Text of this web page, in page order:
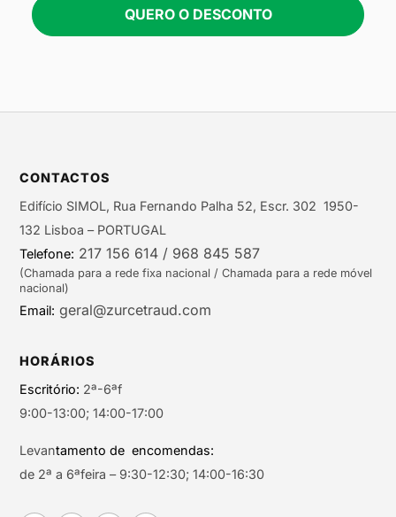
QUERO O DESCONTO
CONTACTOS
Edifício SIMOL, Rua Fernando Palha 52, Escr. 302 1950-
132 Lisboa – PORTUGAL
Telefone: 217 156 614 / 968 845 587
(Chamada para a rede fixa nacional / Chamada para a rede móvel
nacional)
Email: geral@zurcetraud.com
HORÁRIOS
Escritório: 2ª-6ªf
9:00-13:00; 14:00-17:00
Levantamento de encomendas:
de 2ª a 6ªfeira – 9:30-12:30; 14:00-16:30